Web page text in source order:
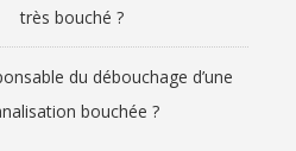
très bouché ?
du débouchage d’une
bouchée ?